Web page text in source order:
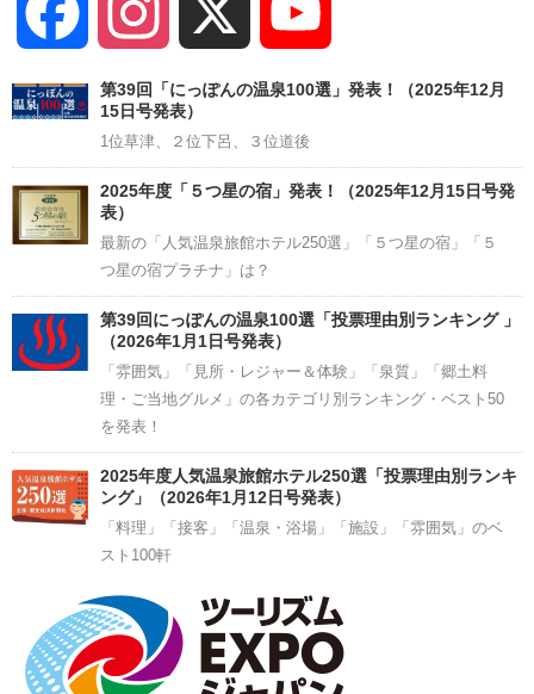
Facebook Instagram
Channel
第39回「にっぽんの温泉100選」発表！（2025年12月
15日号発表）
1位草津、２位下呂、３位道後
2025年度「５つ星の宿」発表！（2025年12月15日号発
表）
最新の「人気温泉旅館ホテル250選」「５つ星の宿」「５
つ星の宿プラチナ」は？
第39回にっぽんの温泉100選「投票理由別ランキング 」
（2026年1月1日号発表）
「雰囲気」「見所・レジャー＆体験」「泉質」「郷土料
理・ご当地グルメ」の各カテゴリ別ランキング・ベスト50
を発表！
2025年度人気温泉旅館ホテル250選「投票理由別ランキ
ング」（2026年1月12日号発表）
「料理」「接客」「温泉・浴場」「施設」「雰囲気」のベ
スト100軒